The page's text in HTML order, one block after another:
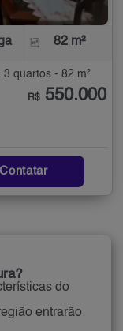
82 m²
quartos - 82 m²
R$ 550.000
Contatar
do
entrarão